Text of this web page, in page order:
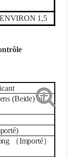
ENVIRON 1,5
(Beide) ou
ng （Importé）